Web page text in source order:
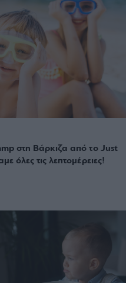
στη Βάρκιζα από το Just
όλες τις λεπτομέρειες!